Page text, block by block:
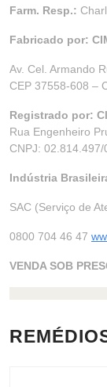
Farm. Resp.:
Fabricado por:
Av. Cel. Armando
CEP 37558-608 –
Registrado por:
Rua Engenheiro
CNPJ: 02.814.497/
Indústria
SAC (Serviço de
0800 704 46 47
VENDA SOB